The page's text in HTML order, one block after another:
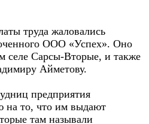
труда жаловались
ООО «Успех». Оно
селе Сарсы-Вторые, и также
Айметову.
предприятия
на то, что им выдают
там называли